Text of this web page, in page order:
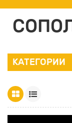
КАТЕГОРИИ